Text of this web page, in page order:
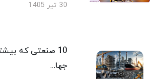
30 تیر 1405
10 صنعتی که
جها...